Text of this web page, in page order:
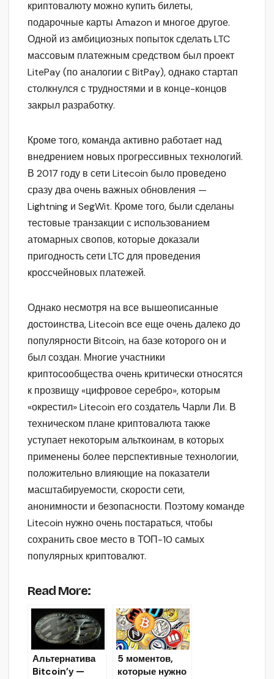
криптовалюту можно купить билеты,
подарочные карты Amazon и многое другое.
Одной из амбициозных попыток сделать LTC
массовым платежным средством был проект
LitePay (по аналогии с BitPay), однако стартап
столкнулся с трудностями и в конце-концов
закрыл разработку.
Кроме того, команда активно работает над
внедрением новых прогрессивных технологий.
В 2017 году в сети Litecoin было проведено
сразу два очень важных обновления —
Lightning и SegWit. Кроме того, были сделаны
тестовые транзакции с использованием
атомарных свопов, которые доказали
пригодность сети LTC для проведения
кроссчейновых платежей.
Однако несмотря на все вышеописанные
достоинства, Litecoin все еще очень далеко до
популярности Bitcoin, на базе которого он и
был создан. Многие участники
криптосообщества очень критически относятся
к прозвищу «цифровое серебро», которым
«окрестил» Litecoin его создатель Чарли Ли. В
техническом плане криптовалюта также
уступает некоторым альткоинам, в которых
применены более перспективные технологии,
положительно влияющие на показатели
масштабируемости, скорости сети,
анонимности и безопасности. Поэтому команде
Litecoin нужно очень постараться, чтобы
сохранить свое место в ТОП-10 самых
популярных криптовалют.
Read More:
Альтернатива
Bitcoin’у —
5 моментов,
которые нужно